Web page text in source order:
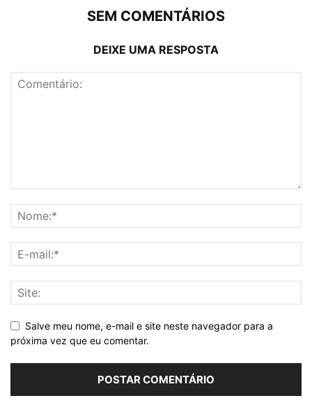
SEM COMENTÁRIOS
DEIXE UMA RESPOSTA
Salve meu nome, e-mail e site neste navegador para a
próxima vez que eu comentar.